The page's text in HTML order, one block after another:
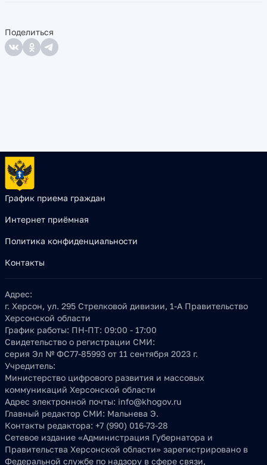
Поделиться
График приема граждан
Интернет приёмная
Политика конфиденциальности
Контакты
Адрес:
г. Херсон, ул. 295 Стрелковой дивизии, 1-А Правительство
Херсонской области
График работы: ПН-ПТ: 09:00 - 17:00
Свидетельство о регистрации СМИ:
серия Эл № ФС77-85993 от 11 сентября 2023 г.
Учредитель:
Министерство цифрового развития и массовых
коммуникаций Херсонской области
Адрес электронной почты: info@khogov.ru
Главный редактор СМИ: Мальнева Э.
Контакты редактора: +7 (990) 016-73-28
Сетевое издание «Администрация Губернатора и
Правительства Херсонской области» зарегистрировано в
Федеральной службе по надзору в сфере связи,